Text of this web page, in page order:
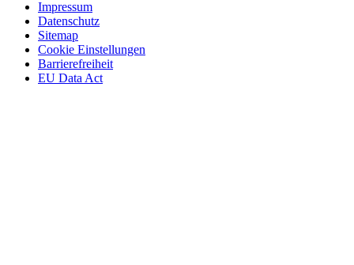
Impressum
Datenschutz
Sitemap
Cookie Einstellungen
Barrierefreiheit
EU Data Act